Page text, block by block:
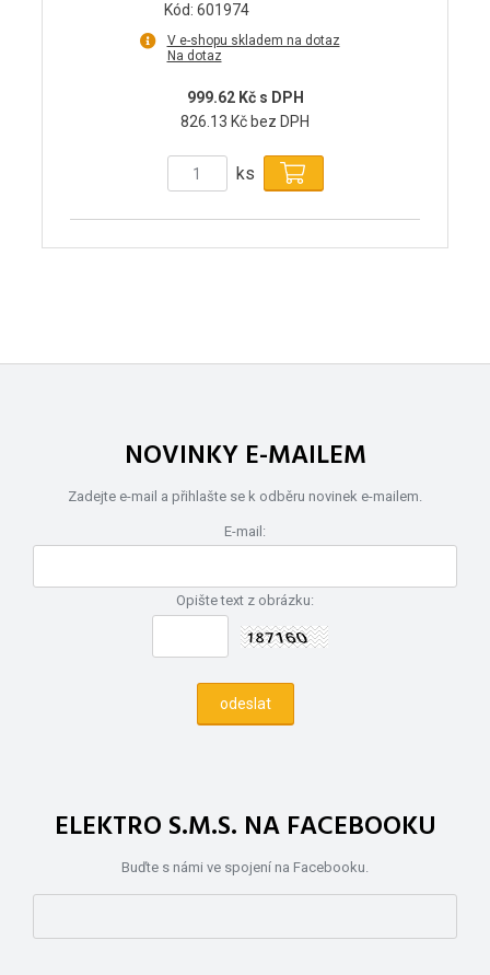
Kód: 601974
V e-shopu skladem na dotaz
Na dotaz
999.62 Kč s DPH
826.13 Kč bez DPH
ks
NOVINKY E-MAILEM
Zadejte e-mail a přihlašte se k odběru novinek e-mailem.
E-mail:
Opište text z obrázku:
ELEKTRO S.M.S. NA FACEBOOKU
Buďte s námi ve spojení na Facebooku.